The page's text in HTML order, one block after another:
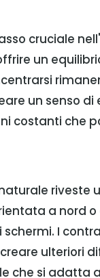
cruciale
un
un senso di
costanti che
riveste
a nord
I
ulteriori
che si adatta